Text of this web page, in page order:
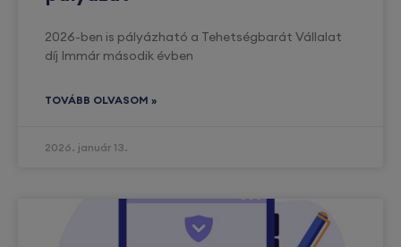
2026-ben is pályázható a Tehetségbarát Vállalat
díj Immár második évben
TOVÁBB OLVASOM »
2026. január 13.